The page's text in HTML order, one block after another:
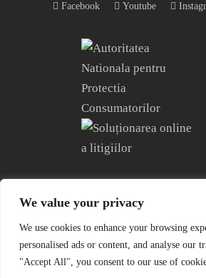
We value your privacy
We use cookies to enhance your browsing
personalised ads or content, and analyse our
"Accept All", you consent to our use of
Facebook Youtube
COPYRIGHT © 2004
EDITURA ACREDITATĂ